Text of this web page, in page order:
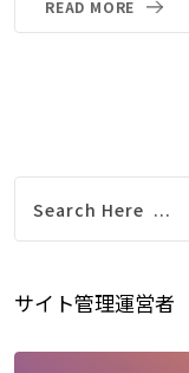
READ MORE
サイト管理運営者